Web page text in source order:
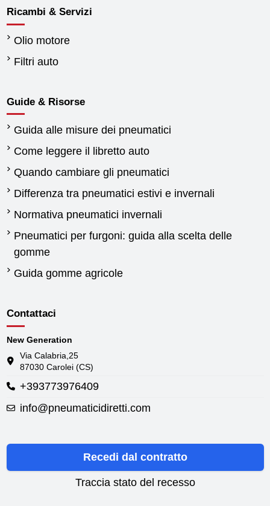
Ricambi & Servizi
Olio motore
Filtri auto
Guide & Risorse
Guida alle misure dei pneumatici
Come leggere il libretto auto
Quando cambiare gli pneumatici
Differenza tra pneumatici estivi e invernali
Normativa pneumatici invernali
Pneumatici per furgoni: guida alla scelta delle
gomme
Guida gomme agricole
Contattaci
New Generation
Via Calabria,25
87030 Carolei (CS)
+393773976409
info@pneumaticidiretti.com
Recedi dal contratto
Traccia stato del recesso